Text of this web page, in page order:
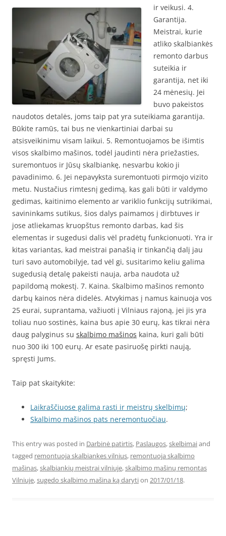
ir veikusi. 4.
Garantija.
Meistrai, kurie
atliko skalbiankės
remonto darbus
suteikia ir
garantija, net iki
24 mėnesių. Jei
buvo pakeistos
naudotos detalės, joms taip pat yra suteikiama garantija.
Būkite ramūs, tai bus ne vienkartiniai darbai su
atsisveikinimu visam laikui. 5. Remontuojamos be išimtis
visos skalbimo mašinos, todėl jaudinti nėra priežasties,
suremontuos ir Jūsų skalbiankę, nesvarbu kokio ji
pavadinimo. 6. Jei nepavyksta suremontuoti pirmojo vizito
metu. Nustačius rimtesnį gedimą, kas gali būti ir valdymo
gedimas, kaitinimo elemento ar variklio funkcijų sutrikimai,
savininkams sutikus, šios dalys paimamos į dirbtuves ir
jose atliekamas kruopštus remonto darbas, kad šis
elementas ir sugedusi dalis vėl pradėtų funkcionuoti. Yra ir
kitas variantas, kad meistrai panašią ir tinkančią dalį jau
turi savo automobilyje, tad vėl gi, susitarimo keliu galima
sugedusią detalę pakeisti nauja, arba naudota už
papildomą mokestį. 7. Kaina. Skalbimo mašinos remonto
darbų kainos nėra didelės. Atvykimas į namus kainuoja vos
25 eurai, suprantama, važiuoti į Vilniaus rajoną, jei jis yra
toliau nuo sostinės, kaina bus apie 30 eurų, kas tikrai nėra
daug palyginus su skalbimo mašinos kaina, kuri gali būti
nuo 300 iki 100 eurų. Ar esate pasiruošę pirkti naują,
spręsti Jums.
Taip pat skaitykite:
Laikraščiuose galima rasti ir meistrų skelbimų;
Skalbimo mašinos pats neremontuočiau.
This entry was posted in Darbinė patirtis, Paslaugos,skelbimaiand
tagged remontuoja skalbiankes vilnius, remontuoja skalbimo
mašinas,skalbiankių meistrai vilniuje,skalbimo mašinų remontas
Vilniuje,sugedo skalbimo mašina ką darytion 2017/01/18.